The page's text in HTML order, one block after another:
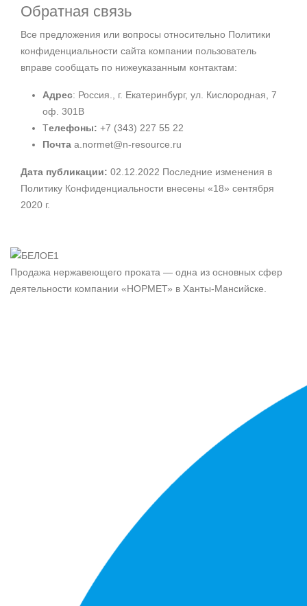
Обратная связь
Все предложения или вопросы относительно Политики
конфиденциальности сайта компании пользователь
вправе сообщать по нижеуказанным контактам:
Адрес: Россия., г. Екатеринбург, ул. Кислородная, 7
оф. 301B
Телефоны: +7 (343) 227 55 22
Почта a.normet@n-resource.ru
Дата публикации: 02.12.2022 Последние изменения в
Политику Конфиденциальности внесены «18» сентября
2020 г.
Продажа нержавеющего проката — одна из основных сфер
деятельности компании «НОРМЕТ» в Ханты-Мансийске.